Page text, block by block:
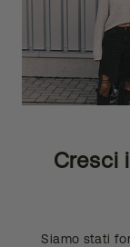
Cresci
Siamo stati